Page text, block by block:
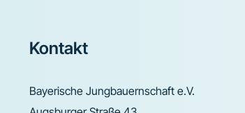
Footer
Kontakt
Bayerische Jungbauernschaft e.V.